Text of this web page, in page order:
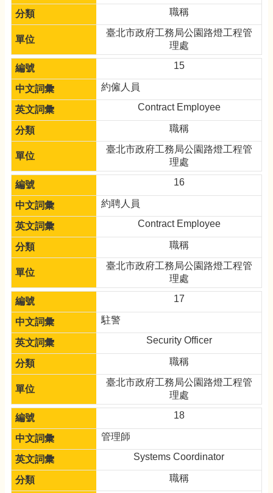
職稱
臺北市政府工務局公園路燈工程管
理處
15
約僱人員
Contract Employee
職稱
臺北市政府工務局公園路燈工程管
理處
16
約聘人員
Contract Employee
職稱
臺北市政府工務局公園路燈工程管
理處
17
駐警
Security Officer
職稱
臺北市政府工務局公園路燈工程管
理處
18
管理師
Systems Coordinator
職稱